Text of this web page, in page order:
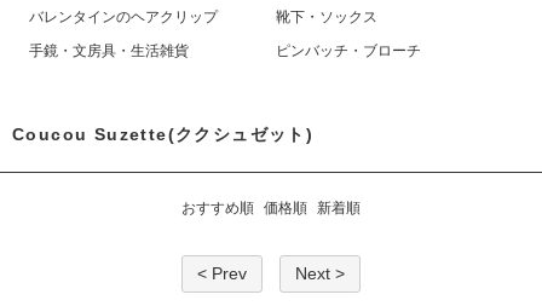
バレンタインのヘアクリップ
靴下・ソックス
手鏡・文房具・生活雑貨
ピンバッチ・ブローチ
Coucou Suzette(ククシュゼット)
おすすめ順 価格順 新着順
< Prev Next >